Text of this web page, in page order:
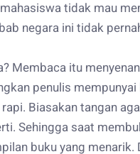
tidak mau
negara ini tidak
Membaca itu
penulis
Biasakan tangan
Sehingga saat
buku yang